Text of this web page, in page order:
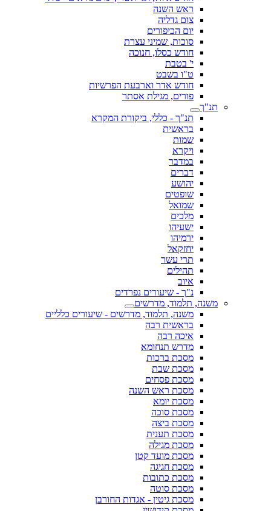
ראש השנה
צום גדליה
יום הכיפורים
סוכות, שמיני עצרת
חודש כסלו, חנוכה
י' בטבת
ט"ו בשבט
חודש אדר וארבעת הפרשיות
פורים, מגילת אסתר
תנ"ך
תנ"ך - כללי, ביקורת המקרא
בראשית
שמות
ויקרא
במדבר
דברים
יהושע
שופטים
שמואל
מלכים
ישעיהו
ירמיהו
יחזקאל
תרי עשר
תהילים
איוב
נ"ך - שיעורים נפרדים
משנה, תלמוד, מדרשים
משנה, תלמוד, מדרשים - שיעורים כלליים
בראשית רבה
איכה רבה
מדרש תנחומא
מסכת ברכות
מסכת שבת
מסכת פסחים
מסכת ראש השנה
מסכת יומא
מסכת סוכה
מסכת ביצה
מסכת תענית
מסכת מגילה
מסכת מועד קטן
מסכת חגיגה
מסכת כתובות
מסכת סוטה
מסכת גיטין - אגדות החורבן